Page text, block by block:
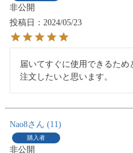
非公開
投稿日
2024/05/23
届いてすぐに使用できるため
注文したいと思います。
Nao8 11
購入者
非公開